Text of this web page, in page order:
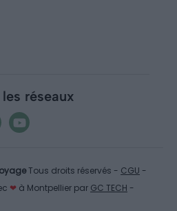
réseaux
Tous droits réservés - CGU -
❤ à Montpellier par GC TECH -